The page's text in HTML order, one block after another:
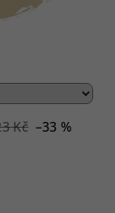
Kč –33 %